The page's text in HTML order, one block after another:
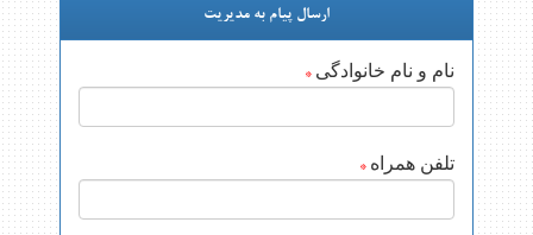
ارسال پیام به مدیریت
نام و نام خانوادگی *
تلفن همراه *